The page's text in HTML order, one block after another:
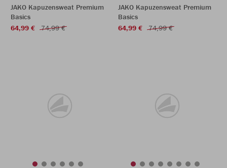
JAKO Kapuzensweat Premium
Basics
64,99 €
74,99 €
JAKO Kapuzensweat Premium
Basics
64,99 €
74,99 €